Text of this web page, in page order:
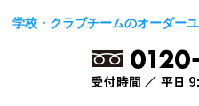
学校・クラブチームのオーダー